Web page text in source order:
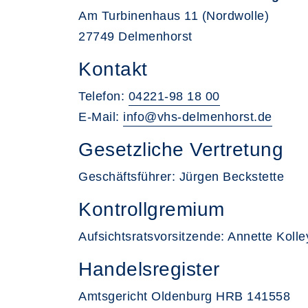
Am Turbinenhaus 11 (Nordwolle)
27749 Delmenhorst
Kontakt
Telefon: 04221-98 18 00
E-Mail: info@vhs-delmenhorst.de
Gesetzliche Vertretung
Geschäftsführer: Jürgen Beckstette
Kontrollgremium
Aufsichtsratsvorsitzende: Annette
Handelsregister
Amtsgericht Oldenburg HRB 141558